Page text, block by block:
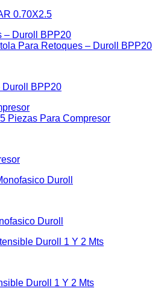
0.70X2.5
Duroll BPP20
Duroll
Duroll 1 Y 2 Mts